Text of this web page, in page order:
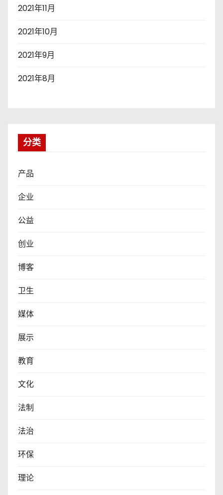
2021年11月
2021年10月
2021年9月
2021年8月
分类
产品
企业
公益
创业
博客
卫生
媒体
展示
教育
文化
法制
法治
环保
理论